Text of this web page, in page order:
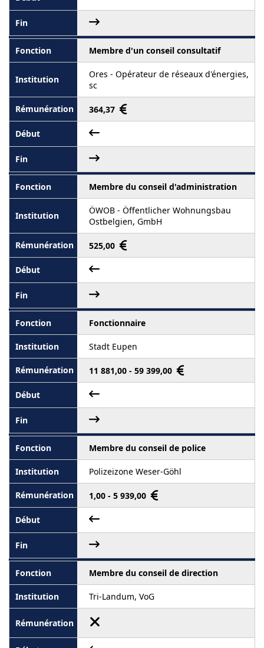
Membre d'un conseil consultatif
Ores - Opérateur de réseaux d'énergies,
sc
364,37
Membre du conseil d'administration
ÖWOB - Öffentlicher Wohnungsbau
Ostbelgien, GmbH
525,00
Fonctionnaire
Stadt Eupen
11 881,00 - 59 399,00
Membre du conseil de police
Polizeizone Weser-Göhl
1,00 - 5 939,00
Membre du conseil de direction
Tri-Landum, VoG